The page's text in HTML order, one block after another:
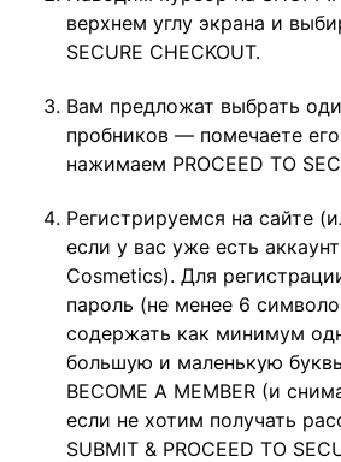
верхнем углу экрана и
SECURE CHECKOUT.
Вам предложат выбрать
пробников — помечаете
нажимаем PROCEED TO
Регистрируемся на сайте
если у вас уже есть
Cosmetics). Для
пароль (не менее 6
содержать как минимум
большую и маленькую
BECOME A MEMBER (и
если не хотим получать
SUBMIT & PROCEED TO